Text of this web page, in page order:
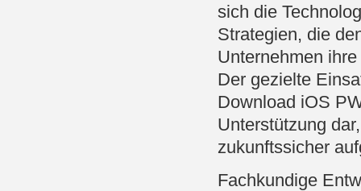
sich die
Strategien, die
Unternehmen
Der gezielte
Download iOS
Unterstützung
zukunftssicher
Fachkundige